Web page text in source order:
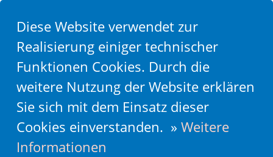
Diese Website verwendet zur
Realisierung einiger technischer
Funktionen Cookies. Durch die
weitere Nutzung der Website erklären
Sie sich mit dem Einsatz dieser
Cookies einverstanden. » Weitere
Informationen